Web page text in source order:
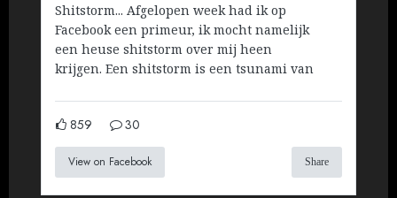
Shitstorm... Afgelopen week had ik op
Facebook een primeur, ik mocht namelijk
een heuse shitstorm over mij heen
krijgen. Een shitstorm is een tsunami van
859 30
View on Facebook Share